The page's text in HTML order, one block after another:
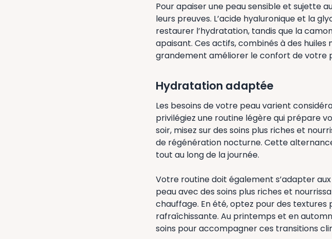
Pour apaiser une peau sensible et sujette
leurs preuves. L’acide hyaluronique et la
restaurer l’hydratation, tandis que la
apaisant. Ces actifs, combinés à des huiles
grandement améliorer le confort de votre
Hydratation adaptée
Les besoins de votre peau varient
privilégiez une routine légère qui prépare
soir, misez sur des soins plus riches et
de régénération nocturne. Cette
tout au long de la journée.
Votre routine doit également s’adapter
peau avec des soins plus riches et
chauffage. En été, optez pour des
rafraîchissante. Au printemps et en
soins pour accompagner ces transitions